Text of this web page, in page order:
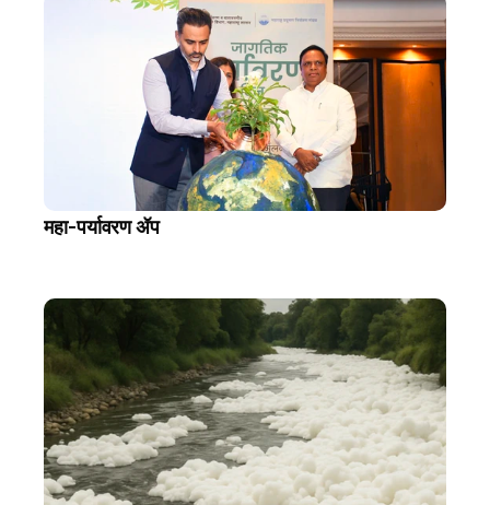
महा-पर्यावरण ॲप